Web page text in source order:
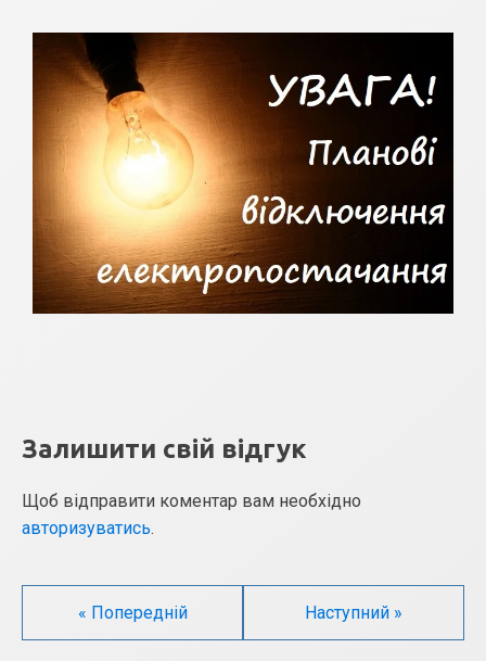
Залишити свій відгук
Щоб відправити коментар вам необхідно
авторизуватись.
« Попередній Наступний »